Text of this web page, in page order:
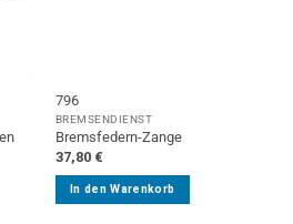
796
BREMSENDIENST
Bremsfedern-Zange
37,80 €
In den Warenkorb